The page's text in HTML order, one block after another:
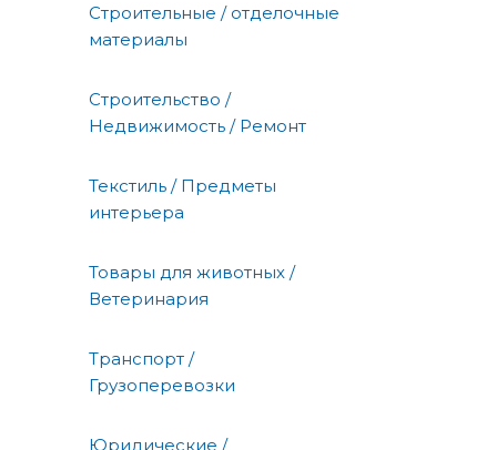
Строительные / отделочные
материалы
Строительство /
Недвижимость / Ремонт
Текстиль / Предметы
интерьера
Товары для животных /
Ветеринария
Транспорт /
Грузоперевозки
Юридические /